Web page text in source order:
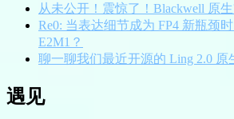
从未公开！震惊了！Blackwell 原
Re0: 当表达细节成为 FP4 新瓶颈
E2M1？
聊一聊我们最近开源的 Ling 2.0 原
遇见